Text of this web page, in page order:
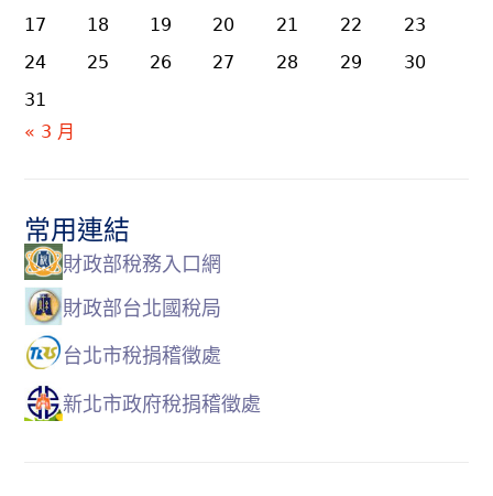
17
18 19 20 21 22
23
24
25 26 27 28 29
30
31
« 3 月
常用連結
財政部稅務入口網
財政部台北國稅局
台北市稅捐稽徵處
新北市政府稅捐稽徵處